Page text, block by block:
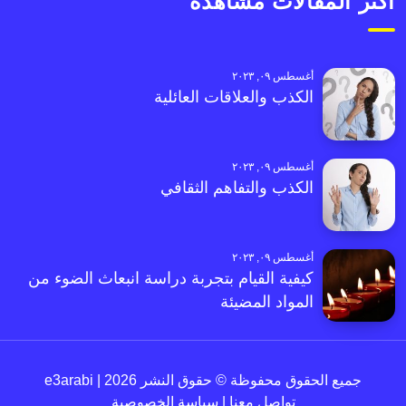
أغسطس ٠٩, ٢٠٢٣
الكذب والعلاقات العائلية
أغسطس ٠٩, ٢٠٢٣
الكذب والتفاهم الثقافي
أغسطس ٠٩, ٢٠٢٣
كيفية القيام بتجربة دراسة انبعاث الضوء من
المواد المضيئة
جميع الحقوق محفوظة © حقوق النشر 2026 | e3arabi
تواصل معنا
سياسة الخصوصية